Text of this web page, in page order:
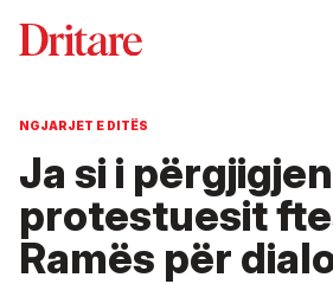
NGJARJET E DITËS
Ja si i përgjigjen
protestuesit
Ramës për